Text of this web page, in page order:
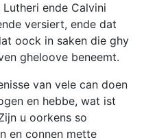
ende Calvini
versiert, ende dat
oock in saken die ghy
gheloove beneemt.
van vele can doen
en hebbe, wat ist
u oorkens so
en connen mette